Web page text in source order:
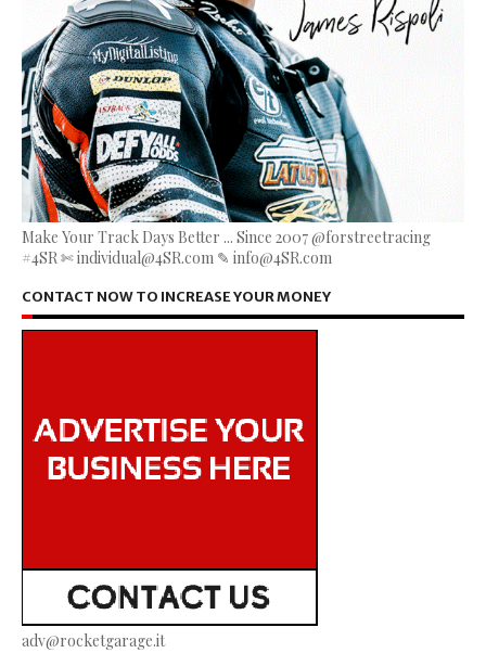
Make Your Track Days Better ... Since 2007 @forstreetracing
#4SR ✄ individual@4SR.com ✎ info@4SR.com
CONTACT NOW TO INCREASE YOUR MONEY
adv@rocketgarage.it